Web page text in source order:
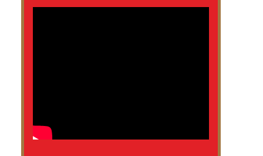
Entre outros.A telha tem sido cada vez